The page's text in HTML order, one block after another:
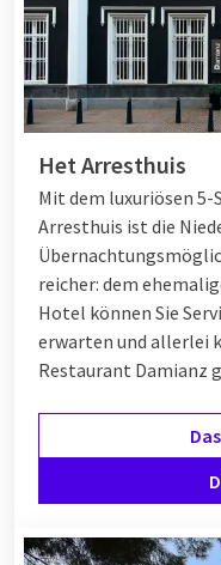
Het Arresthuis
Mit dem luxuriösen 5-
Arresthuis ist die
reicher: dem
Hotel können Sie
erwarten und allerlei
Restaurant Damianz